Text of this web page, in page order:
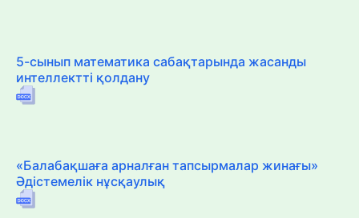
5-сынып математика сабақтарында жасанды
интеллектті қолдану
«Балабақшаға арналған тапсырмалар жинағы»
Әдістемелік нұсқаулық